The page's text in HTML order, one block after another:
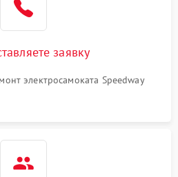
заявку
электросамоката Speedway